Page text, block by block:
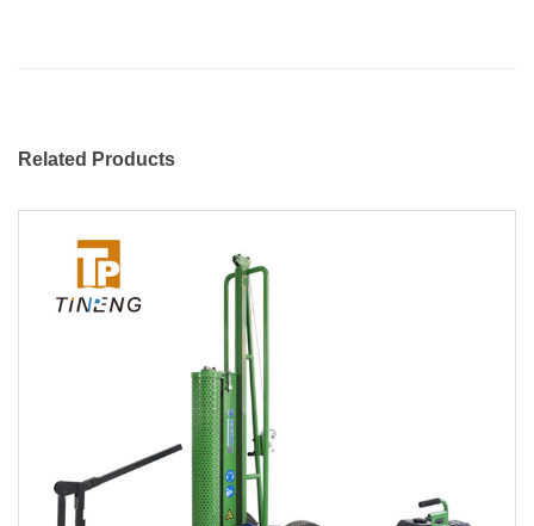
Related Products